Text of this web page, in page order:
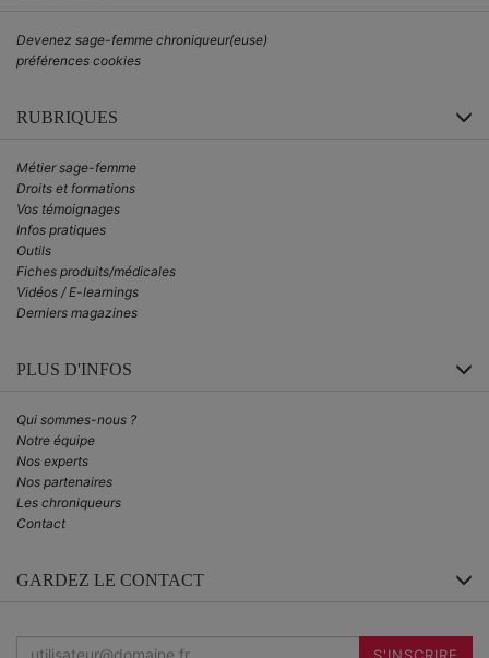
Devenez sage-femme chroniqueur(euse)
préférences cookies
RUBRIQUES
Métier sage-femme
Droits et formations
Vos témoignages
Infos pratiques
Outils
Fiches produits/médicales
Vidéos / E-learnings
Derniers magazines
PLUS D'INFOS
Qui sommes-nous ?
Notre équipe
Nos experts
Nos partenaires
Les chroniqueurs
Contact
GARDEZ LE CONTACT
S'INSCRIRE